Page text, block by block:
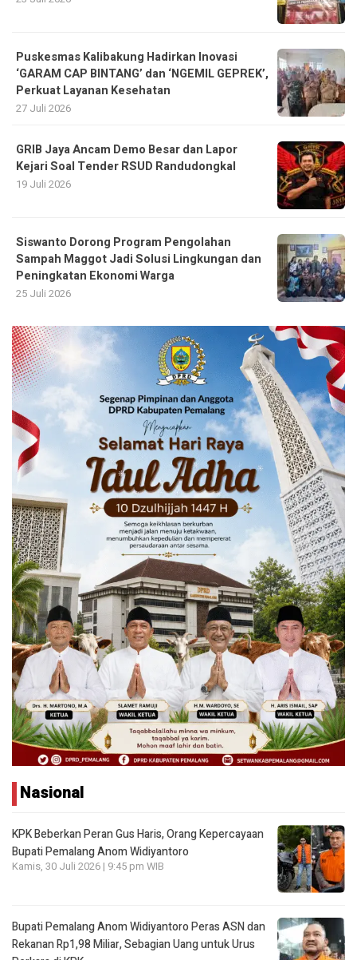
Puskesmas Kalibakung Hadirkan Inovasi
‘GARAM CAP BINTANG’ dan ‘NGEMIL GEPREK’,
Perkuat Layanan Kesehatan
27 Juli 2026
GRIB Jaya Ancam Demo Besar dan Lapor
Kejari Soal Tender RSUD Randudongkal
19 Juli 2026
Siswanto Dorong Program Pengolahan
Sampah Maggot Jadi Solusi Lingkungan dan
Peningkatan Ekonomi Warga
25 Juli 2026
Nasional
KPK Beberkan Peran Gus Haris, Orang Kepercayaan
Bupati Pemalang Anom Widiyantoro
Kamis, 30 Juli 2026 | 9:45 pm WIB
Bupati Pemalang Anom Widiyantoro Peras ASN dan
Rekanan Rp1,98 Miliar, Sebagian Uang untuk Urus